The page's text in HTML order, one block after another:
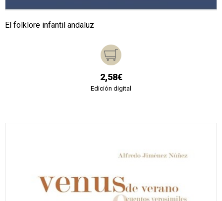
El folklore infantil andaluz
2,58€
Edición digital